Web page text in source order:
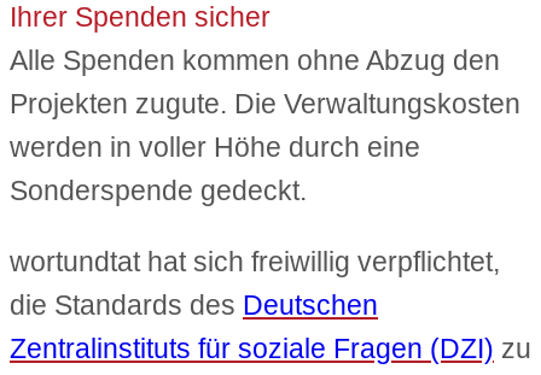
Ihrer Spenden sicher
Alle Spenden kommen ohne Abzug den
Projekten zugute. Die Verwaltungskosten
werden in voller Höhe durch eine
Sonderspende gedeckt.
wortundtat hat sich freiwillig verpflichtet,
die Standards des Deutschen
Zentralinstituts für soziale Fragen (DZI) zu